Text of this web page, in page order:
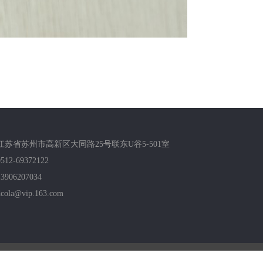
苏省苏州市高新区大同路25号联东U谷5-501室
69372122